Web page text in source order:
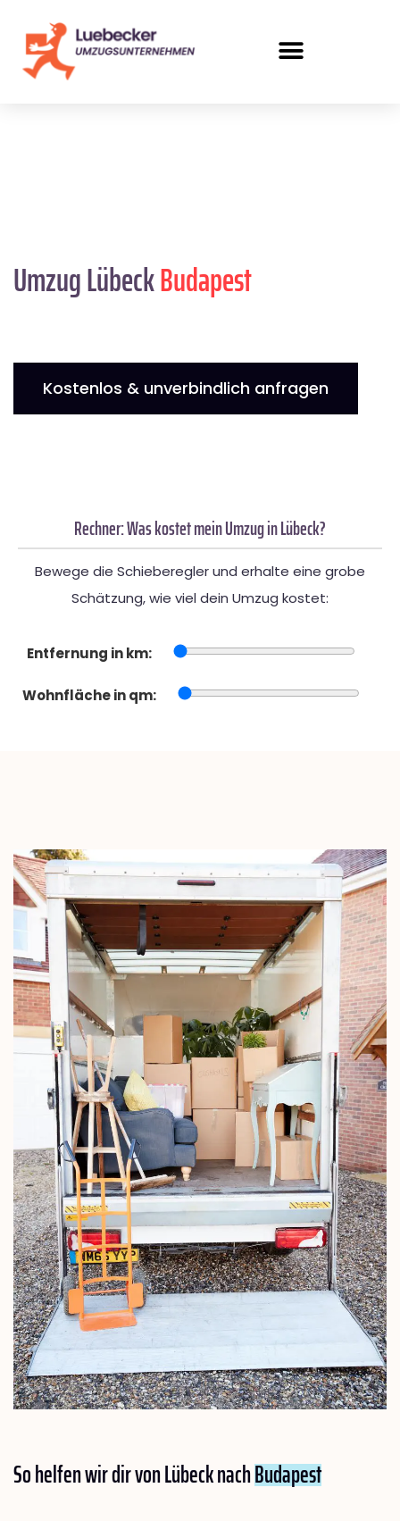
Umzug LübeckBudapest
Kostenlos & unverbindlich anfragen
Rechner: Was kostet mein Umzug in Lübeck?
Bewege die Schieberegler und erhalte eine grobe
Schätzung, wie viel dein Umzug kostet:
Entfernung in km:
Wohnfläche in qm:
So helfen wir dir von Lübeck nachBudapest